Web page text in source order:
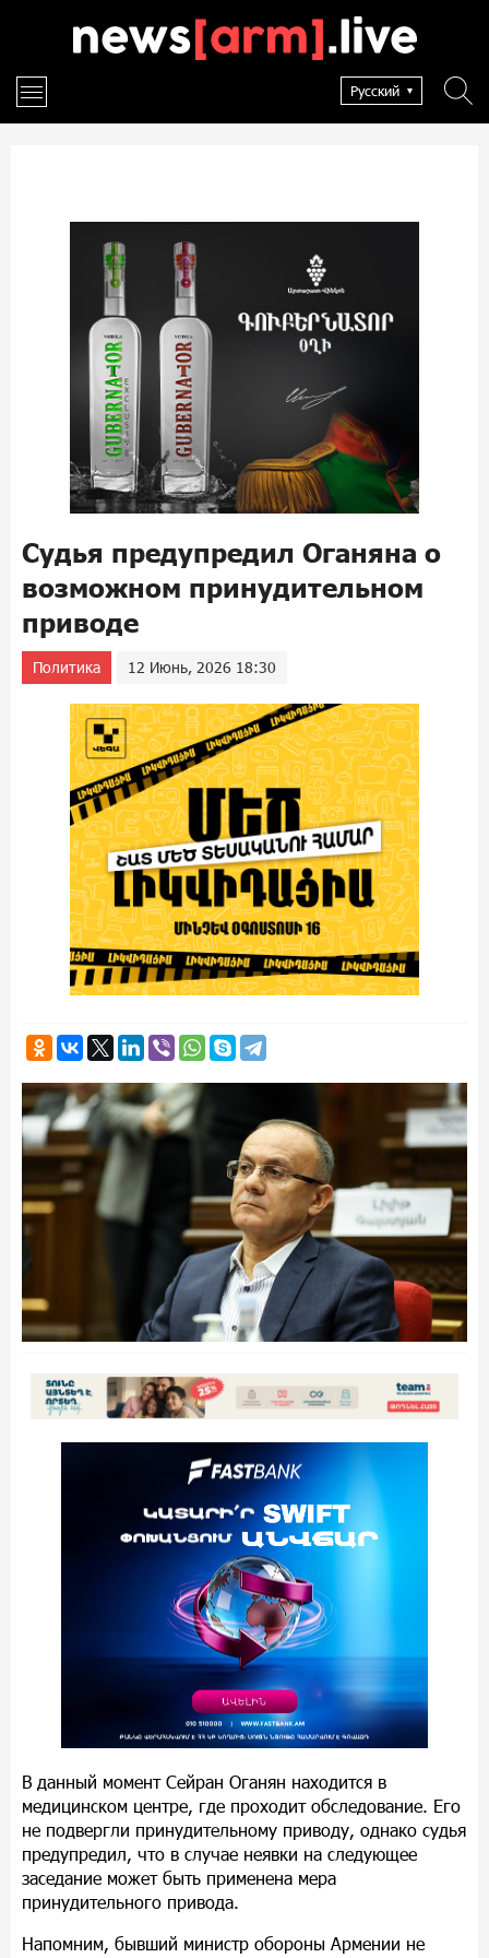
Русский
Судья предупредил Оганяна о
возможном принудительном
приводе
Политика 12 Июнь, 2026 18:30
В данный момент Сейран Оганян находится в
медицинском центре, где проходит обследование. Его
не подвергли принудительному приводу, однако судья
предупредил, что в случае неявки на следующее
заседание может быть применена мера
принудительного привода.
Напомним, бывший министр обороны Армении не